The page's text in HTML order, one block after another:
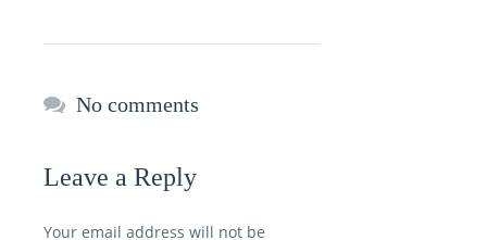
No comments
Leave a Reply
Your email address will not be